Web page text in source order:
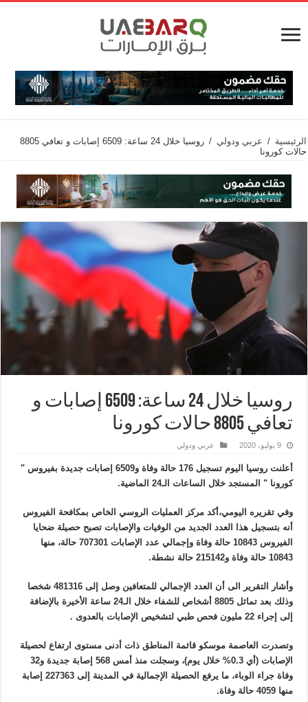
الرئيسية / عربي ودولي /
روسيا خلال 24 ساعة: 6509 إصابات و تعافي 8805
حالات كورونا
روسيا خلال 24 ساعة: 6509 إصابات و
تعافي 8805 حالات كورونا
9 يوليو، 2020 عربي ودولي
أعلنت روسيا اليوم تسجيل 176 حالة وفاة و6509 إصابات جديدة بفيروس "
كورونا " المستجد خلال الساعات الـ24 الماضية.
وفي تقريره اليومي،أكد مركز العمليات الروسي الخاص بمكافحة الفيروس
أنه بتسجيل هذا العدد الجديد من الوفيات والإصابات تصبح حصيلة ضحايا
الفيروس 10843 حالة وفاة وإجمالي عدد الإصابات 707301 حالة، منها
10843 حالة وفاة و215142 حالة نشطة.
وأشار التقرير الى أن العدد الإجمالي للمتعافين وصل إلى 481316 شخصا
وذلك بعد تماثل 8805 أشخاص للشفاء خلال الـ24 ساعة الأخيرة بالإضافة
إلى إجراء 22 مليون فحص طبي لتشخيص الإصابات بالعدوى .
وتصدرت العاصمة موسكو قائمة المناطق ذات أدنى مستوى ارتفاع لحصيلة
الإصابات (أي 0.3% خلال يوم)، وسجلت منذ أمس 568 إصابة جديدة و32
وفاة جراء الوباء، ما يرفع الحصيلة الإجمالية في المدينة إلى 227363 إصابة
منها 4059 حالة وفاة.